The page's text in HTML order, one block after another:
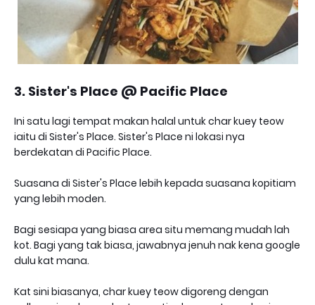
3. Sister's Place @ Pacific Place
Ini satu lagi tempat makan halal untuk char kuey teow
iaitu di Sister's Place. Sister's Place ni lokasi nya
berdekatan di Pacific Place.
Suasana di Sister's Place lebih kepada suasana kopitiam
yang lebih moden.
Bagi sesiapa yang biasa area situ memang mudah lah
kot. Bagi yang tak biasa, jawabnya jenuh nak kena google
dulu kat mana.
Kat sini biasanya, char kuey teow digoreng dengan